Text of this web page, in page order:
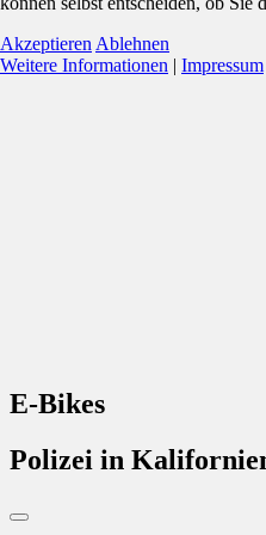
E-Bikes
Polizei in
Akzeptieren Ablehnen
Weitere Informationen | Impressum